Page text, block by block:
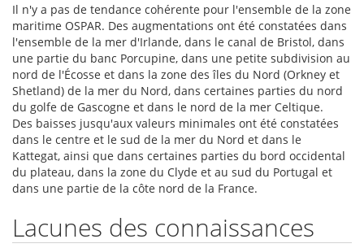
Il n'y a pas de tendance cohérente pour l'ensemble de la zone
maritime OSPAR. Des augmentations ont été constatées dans
l'ensemble de la mer d'Irlande, dans le canal de Bristol, dans
une partie du banc Porcupine, dans une petite subdivision au
nord de l'Écosse et dans la zone des îles du Nord (Orkney et
Shetland) de la mer du Nord, dans certaines parties du nord
du golfe de Gascogne et dans le nord de la mer Celtique.
Des baisses jusqu'aux valeurs minimales ont été constatées
dans le centre et le sud de la mer du Nord et dans le
Kattegat, ainsi que dans certaines parties du bord occidental
du plateau, dans la zone du Clyde et au sud du Portugal et
dans une partie de la côte nord de la France.
Lacunes des connaissances